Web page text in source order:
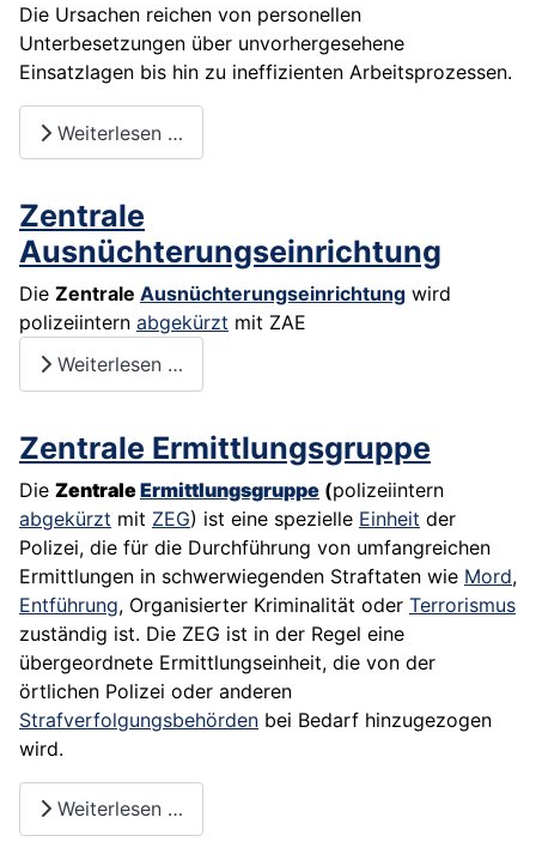
Die Ursachen reichen von personellen
Unterbesetzungen über unvorhergesehene
Einsatzlagen bis hin zu ineffizienten Arbeitsprozessen.
Weiterlesen …
Zentrale
Ausnüchterungseinrichtung
Die Zentrale Ausnüchterungseinrichtung wird
polizeiintern abgekürzt mit ZAE
Weiterlesen …
Zentrale Ermittlungsgruppe
Die ZentraleErmittlungsgruppe (polizeiintern
abgekürzt mit ZEG) ist eine spezielle Einheit der
Polizei, die für die Durchführung von umfangreichen
Ermittlungen in schwerwiegenden Straftaten wie Mord,
Entführung, Organisierter Kriminalität oder Terrorismus
zuständig ist. Die ZEG ist in der Regel eine
übergeordnete Ermittlungseinheit, die von der
örtlichen Polizei oder anderen
Strafverfolgungsbehörden bei Bedarf hinzugezogen
wird.
Weiterlesen …